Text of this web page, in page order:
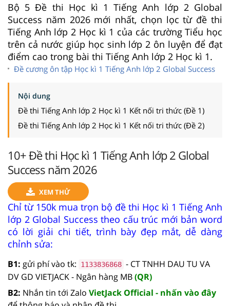
Bộ 5 Đề thi Học kì 1 Tiếng Anh lớp 2 Global
Success năm 2026 mới nhất, chọn lọc từ đề thi
Tiếng Anh lớp 2 Học kì 1 của các trường Tiểu học
trên cả nước giúp học sinh lớp 2 ôn luyện để đạt
điểm cao trong bài thi Tiếng Anh lớp 2 Học kì 1.
Đề cương ôn tập Học kì 1 Tiếng Anh lớp 2 Global Success
Nội dung
Đề thi Tiếng Anh lớp 2 Học kì 1 Kết nối tri thức (Đề 1)
Đề thi Tiếng Anh lớp 2 Học kì 1 Kết nối tri thức (Đề 2)
10+ Đề thi Học kì 1 Tiếng Anh lớp 2 Global
Success năm 2026
XEM THỬ
Chỉ từ 150k mua trọn bộ đề thi Học kì 1 Tiếng Anh
lớp 2 Global Success theo cấu trúc mới bản word
có lời giải chi tiết, trình bày đẹp mắt, dễ dàng
chỉnh sửa:
B1: gửi phí vào tk: 1133836868 - CT TNHH DAU TU VA
DV GD VIETJACK - Ngân hàng MB(QR)
B2: Nhắn tin tới Zalo VietJack Official - nhấn vào đây